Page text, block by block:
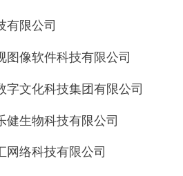
有限公司
图像软件科技有限公司
字文化科技集团有限公司
健生物科技有限公司
网络科技有限公司